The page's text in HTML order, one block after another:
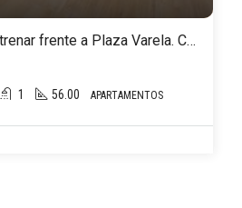
Loft de 71 m2 a estrenar frente a Plaza Varela. Con cochera. Sin gastos de ocupación!
1 56.00 APARTAMENTOS